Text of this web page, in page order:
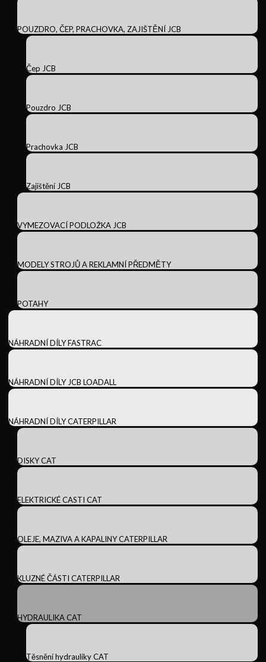
POUZDRO, ČEP, PRACHOVKA, ZAJIŠTĚNÍ JCB
Čep JCB
Pouzdro JCB
Prachovka JCB
Zajištění JCB
VYMEZOVACÍ PODLOŽKA JCB
MODELY STROJŮ A REKLAMNÍ PŘEDMĚTY
POTAHY
NÁHRADNÍ DÍLY FASTRAC
NÁHRADNÍ DÍLY JCB LOADALL
NÁHRADNÍ DÍLY CATERPILLAR
DISKY CAT
ELEKTRICKÉ CASTI CAT
OLEJE, MAZIVA A KAPALINY CATERPILLAR
KLUZNÉ ČÁSTI CATERPILLAR
HYDRAULIKA CAT
Těsnění hydrauliky CAT